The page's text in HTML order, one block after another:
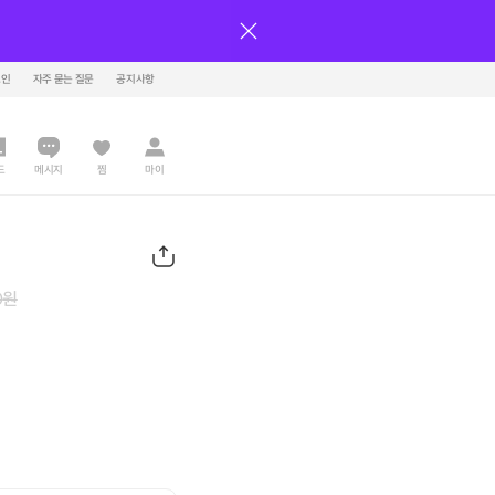
자주 묻는 질문 공지사항
메시지 찜 마이
원